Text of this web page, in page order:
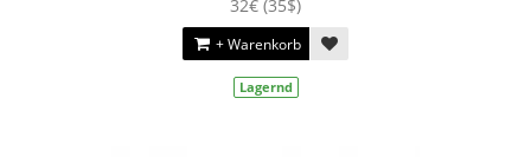
32€ (35$)
+ Warenkorb
Lagernd